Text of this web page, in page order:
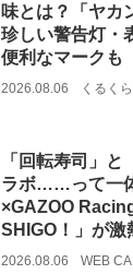
味とは？「ヤカ
珍しい警告灯・
便利なマークも
2026.08.06 くるくら
「回転寿司」
ラボ……って一
×GAZOO
SHIGO！」が激
2026.08.06 WEB